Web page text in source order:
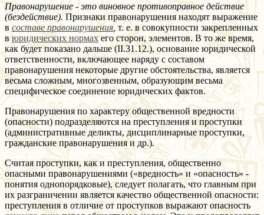
Правонарушение - это виновное противоправное действие
(бездействие).Признаки правонарушения находят выражение
в составе правонарушения, т. е. в совокупности закрепленных
вюридических нормахего сторон, элементов. В то же время,
как будет показано дальше (II.31.12.), основание юридической
ответственности, включающее наряду с составом
правонарушения некоторые другие обстоятельства, является
весьма сложным, многозвенным, образующим весьма
специфическое соединение юридических фактов.
Правонарушения по характеру общественной вредности
(опасности) подразделяются на преступления и проступки
(административные деликты, дисциплинарные проступки,
гражданские правонарушения и др.).
Считая проступки, как и преступления, общественно
опасными правонарушениями («вредность» и «опасность» -
понятия однопорядковые), следует полагать, что главным при
их разграничении является качество общественной опасности:
преступления в отличие от проступков выражают опасность